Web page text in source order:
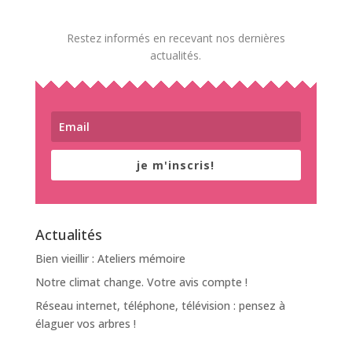
Restez informés en recevant nos dernières
actualités.
je m'inscris!
Actualités
Bien vieillir : Ateliers mémoire
Notre climat change. Votre avis compte !
Réseau internet, téléphone, télévision : pensez à
élaguer vos arbres !